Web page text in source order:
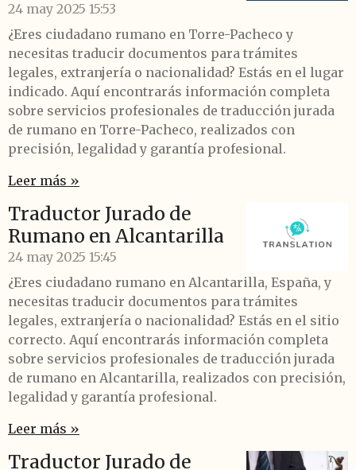
24 may 2025 15:53
¿Eres ciudadano rumano en Torre-Pacheco y
necesitas traducir documentos para trámites
legales, extranjería o nacionalidad? Estás en el lugar
indicado. Aquí encontrarás información completa
sobre servicios profesionales de traducción jurada
de rumano en Torre-Pacheco, realizados con
precisión, legalidad y garantía profesional.
Leer más »
Traductor Jurado de
Rumano en Alcantarilla
24 may 2025 15:45
¿Eres ciudadano rumano en Alcantarilla, España, y
necesitas traducir documentos para trámites
legales, extranjería o nacionalidad? Estás en el sitio
correcto. Aquí encontrarás información completa
sobre servicios profesionales de traducción jurada
de rumano en Alcantarilla, realizados con precisión,
legalidad y garantía profesional.
Leer más »
Traductor Jurado de